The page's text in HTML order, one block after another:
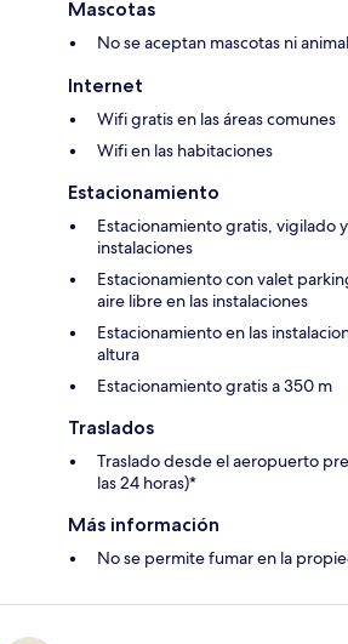
Mascotas
No se aceptan mascotas ni
Internet
Wifi gratis en las áreas comunes
Wifi en las habitaciones
Estacionamiento
Estacionamiento gratis, vigilado
instalaciones
Estacionamiento con valet
aire libre en las instalaciones
Estacionamiento en las
altura
Estacionamiento gratis a 350 m
Traslados
Traslado desde el aeropuerto
las 24 horas)*
Más información
No se permite fumar en la